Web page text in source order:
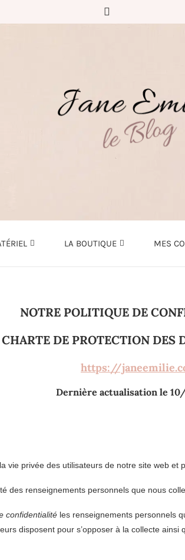
LA BOUTIQUE MES
NOTRE POLITIQUE DE
CHARTE DE PROTECTION DES
https://
Dernière actualisation le
vie privée des utilisateurs de notre site web et
des renseignements personnels que nous
confidentialité les renseignements personnels
disposent pour s’opposer à la collecte